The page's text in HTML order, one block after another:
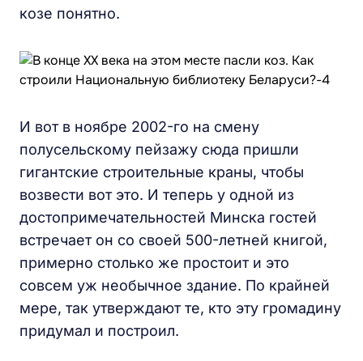
козе понятно.
И вот в ноябре 2002-го на смену
полусельскому пейзажу сюда пришли
гигантские строительные краны, чтобы
возвести вот это. И теперь у одной из
достопримечательностей Минска гостей
встречает он со своей 500-летней книгой,
примерно столько же простоит и это
совсем уж необычное здание. По крайней
мере, так утверждают те, кто эту громадину
придумал и построил.